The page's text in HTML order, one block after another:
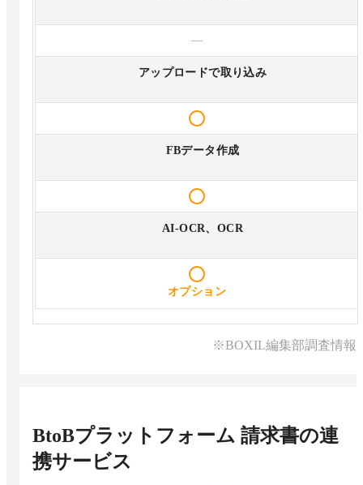
—
アップロードで取り込み
FBデータ作成
AI-OCR、OCR
オプション
※BOXIL編集部調査情報
BtoBプラットフォーム 請求書の連
携サービス